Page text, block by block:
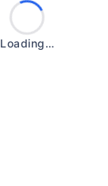
Loading…